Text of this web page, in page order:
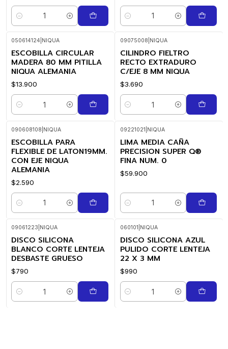
Quantity Quantity
050614124 NIQUA
ESCOBILLA CIRCULAR
MADERA 80 MM PITILLA
NIQUA ALEMANIA
$13.900
Quantity
09075008 NIQUA
CILINDRO FIELTRO
RECTO EXTRADURO
C/EJE 8 MM NIQUA
$3.690
Quantity
090608108 NIQUA
ESCOBILLA PARA
FLEXIBLE DE LATON19MM.
CON EJE NIQUA
ALEMANIA
$2.590
Quantity
09221021 NIQUA
LIMA MEDIA CAÑA
PRECISION SUPER Q®
FINA NUM. 0
$59.900
Quantity
09061223 NIQUA
DISCO SILICONA
BLANCO CORTE LENTEJA
DESBASTE GRUESO
$790
Quantity
060101 NIQUA
DISCO SILICONA AZUL
PULIDO CORTE LENTEJA
22 X 3 MM
$990
Quantity